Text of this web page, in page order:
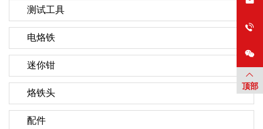
测试工具
电烙铁
迷你钳
烙铁头
配件
顶部